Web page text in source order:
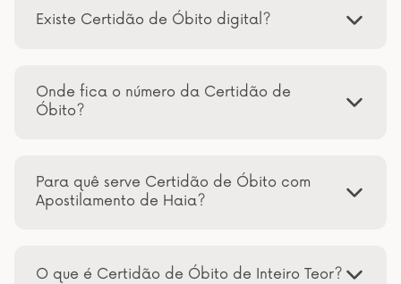
Existe Certidão de Óbito digital?
Onde fica o número da Certidão de
Óbito?
Para quê serve Certidão de Óbito com
Apostilamento de Haia?
O que é Certidão de Óbito de Inteiro Teor?